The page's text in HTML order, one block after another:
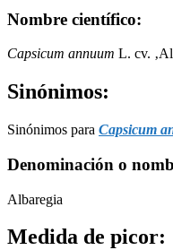
Nombre científico:
Capsicum annuum L. cv.
Sinónimos:
Sinónimos para Capsicum
Denominación o
Albaregia
Medida de picor: